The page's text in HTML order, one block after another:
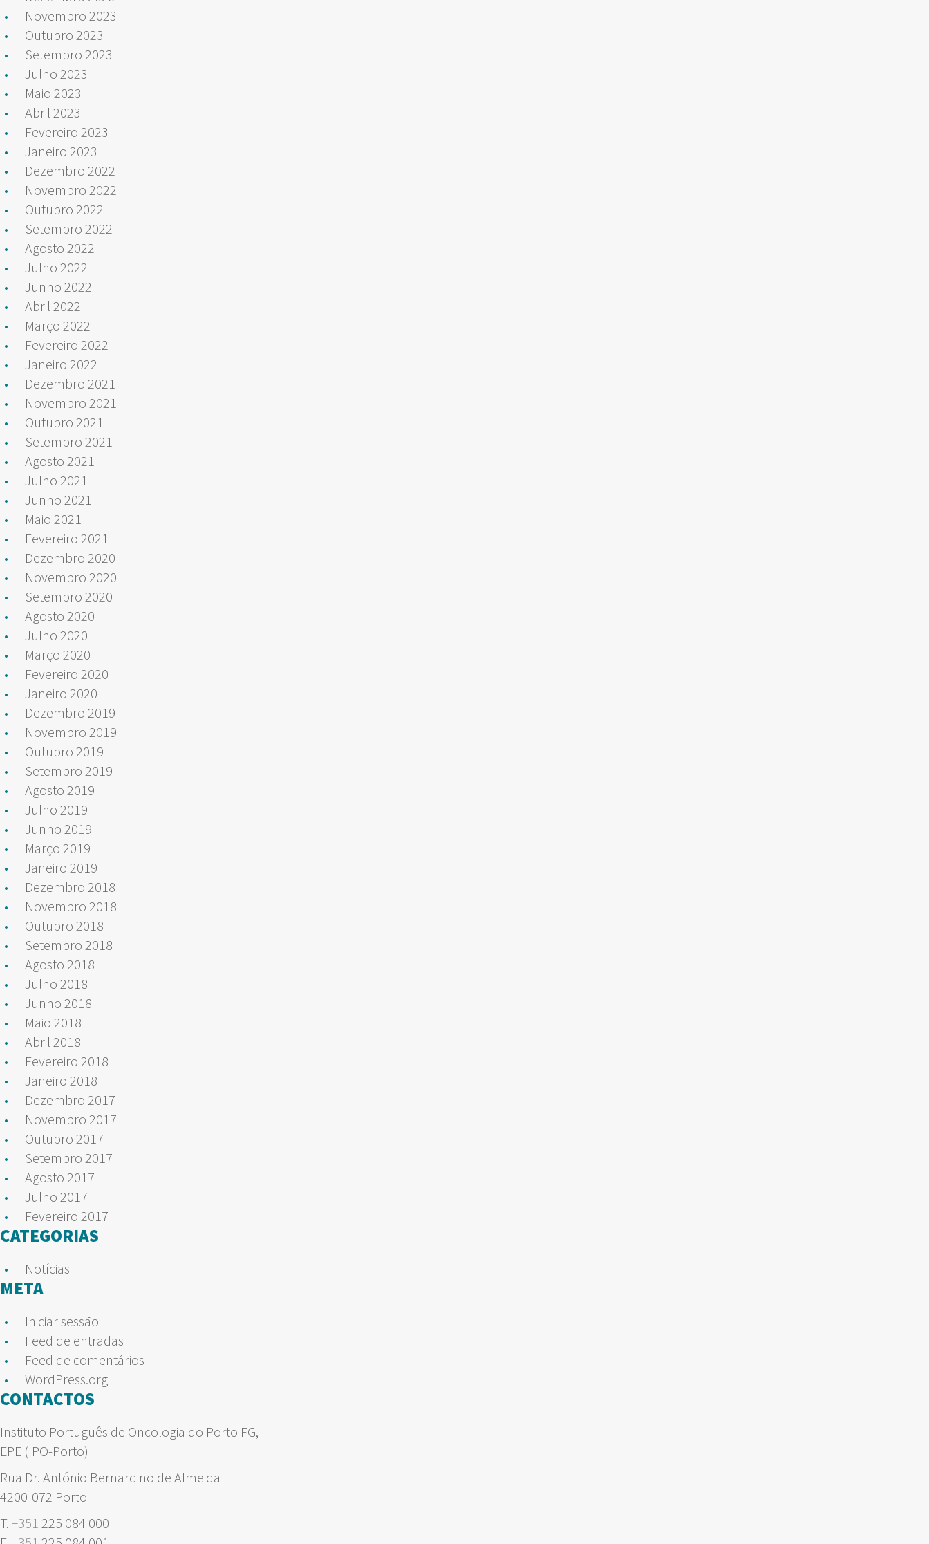
Novembro 2023
Outubro 2023
Setembro 2023
Julho 2023
Maio 2023
Abril 2023
Fevereiro 2023
Janeiro 2023
Dezembro 2022
Novembro 2022
Outubro 2022
Setembro 2022
Agosto 2022
Julho 2022
Junho 2022
Abril 2022
Março 2022
Fevereiro 2022
Janeiro 2022
Dezembro 2021
Novembro 2021
Outubro 2021
Setembro 2021
Agosto 2021
Julho 2021
Junho 2021
Maio 2021
Fevereiro 2021
Dezembro 2020
Novembro 2020
Setembro 2020
Agosto 2020
Julho 2020
Março 2020
Fevereiro 2020
Janeiro 2020
Dezembro 2019
Novembro 2019
Outubro 2019
Setembro 2019
Agosto 2019
Julho 2019
Junho 2019
Março 2019
Janeiro 2019
Dezembro 2018
Novembro 2018
Outubro 2018
Setembro 2018
Agosto 2018
Julho 2018
Junho 2018
Maio 2018
Abril 2018
Fevereiro 2018
Janeiro 2018
Dezembro 2017
Novembro 2017
Outubro 2017
Setembro 2017
Agosto 2017
Julho 2017
Fevereiro 2017
CATEGORIAS
Notícias
META
Iniciar sessão
Feed de entradas
Feed de comentários
WordPress.org
CONTACTOS
Instituto Português de Oncologia do Porto FG,
EPE (IPO-Porto)
Rua Dr. António Bernardino de Almeida
4200-072 Porto
T. +351 225 084 000